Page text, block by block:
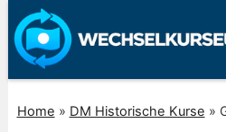
Home » DM Historische Kurse »